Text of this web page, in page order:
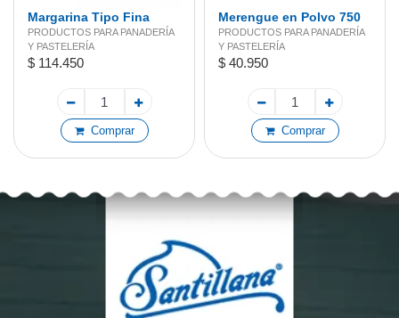
Margarina Tipo Fina
PRODUCTOS PARA PANADERÍA
Y PASTELERÍA
$ 114.450
Comprar
Merengue en Polvo 750
g
PRODUCTOS PARA PANADERÍA
Y PASTELERÍA
$ 40.950
Comprar